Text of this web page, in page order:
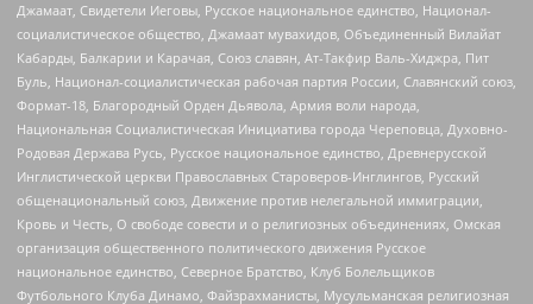
Джамаат, Свидетели Иеговы, Русское национальное единство, Национал-
социалистическое общество, Джамаат мувахидов, Объединенный Вилайат
Кабарды, Балкарии и Карачая, Союз славян, Ат-Такфир Валь-Хиджра, Пит
Буль, Национал-социалистическая рабочая партия России, Славянский союз,
Формат-18, Благородный Орден Дьявола, Армия воли народа,
Национальная Социалистическая Инициатива города Череповца, Духовно-
Родовая Держава Русь, Русское национальное единство, Древнерусской
Инглистической церкви Православных Староверов-Инглингов, Русский
общенациональный союз, Движение против нелегальной иммиграции,
Кровь и Честь, О свободе совести и о религиозных объединениях, Омская
организация общественного политического движения Русское
национальное единство, Северное Братство, Клуб Болельщиков
Футбольного Клуба Динамо, Файзрахманисты, Мусульманская религиозная